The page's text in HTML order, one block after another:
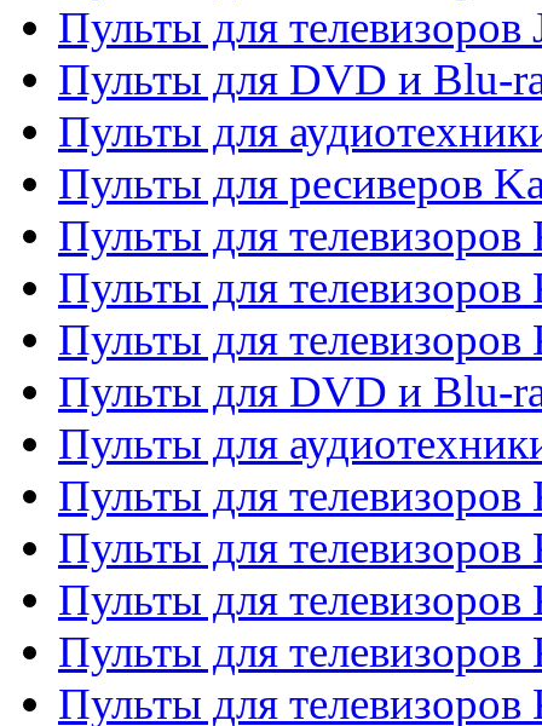
Пульты для телевизоров
Пульты для DVD и Blu-
Пульты для
Пульты для ресиверов
Пульты для телевизоров
Пульты для телевизоров
Пульты для телевизоров
Пульты для DVD и Blu-
Пульты для
Пульты для
Пульты для телевизоров
Пульты для телевизоров
Пульты для телевизоров
Пульты для